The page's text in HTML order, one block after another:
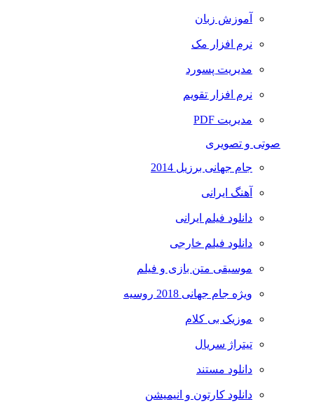
آموزش زبان
نرم افزار مک
مدیریت پسورد
نرم افزار تقویم
مدیریت PDF
صوتی و تصویری
جام جهانی برزیل 2014
آهنگ ایرانی
دانلود فیلم ایرانی
دانلود فیلم خارجی
موسیقی متن بازی و فیلم
ویژه جام جهانی 2018 روسیه
موزیک بی کلام
تیتراژ سریال
دانلود مستند
دانلود کارتون و انیمیشن